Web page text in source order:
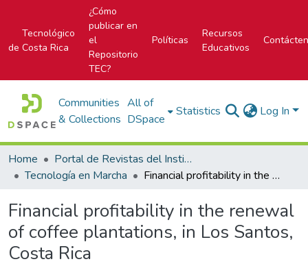
Tecnológico
de Costa Rica
¿Cómo
publicar en
el
Repositorio
TEC?
Políticas
Recursos
Educativos
Communities
& Collections
All of
DSpace
Statistics Log In
Home
Portal de Revistas del Instituto Tecnológico de Costa Rica
Tecnología en Marcha
Financial profitability in the renewal of coffee plantations, in Los Santos, Costa Rica
Financial profitability in the renewal
of coffee plantations, in Los Santos,
Costa Rica